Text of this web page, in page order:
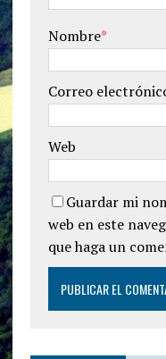
Nombre*
Correo
Web
Guardar mi
web en este
que haga un